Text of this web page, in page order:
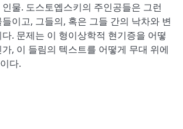
물. 도스토옙스키의 주인공들은 그런
이고, 그들의, 혹은 그들 간의 낙차와 변
. 문제는 이 형이상학적 현기증을 어떻
, 이 들림의 텍스트를 어떻게 무대 위에
다.